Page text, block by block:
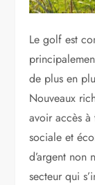
Le golf est
de plus en
Nouveaux
avoir accès à
sociale et
d’argent non
secteur qui